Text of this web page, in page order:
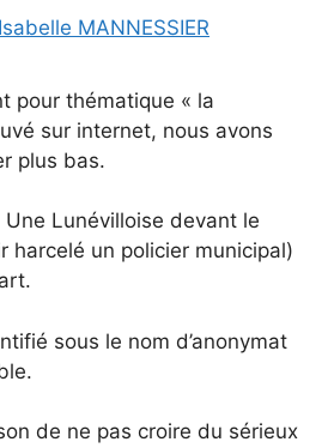
Isabelle MANNESSIER
pour thématique « la
sur internet, nous avons
plus bas.
Lunévilloise devant le
harcelé un policier municipal)
sous le nom d’anonymat
de ne pas croire du sérieux